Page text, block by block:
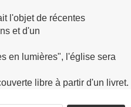
l'objet de récentes
et d'un
en lumières", l'église sera
libre à partir d'un livret.